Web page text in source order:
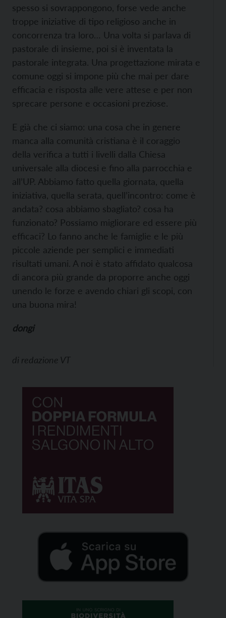
spesso si sovrappongono, forse vede anche
troppe iniziative di tipo religioso anche in
concorrenza tra loro… Una volta si parlava di
pastorale di insieme, poi si è inventata la
pastorale integrata. Una progettazione mirata e
comune oggi si impone più che mai per dare
efficacia e risposta alle vere attese e per non
sprecare persone e occasioni preziose.
E già che ci siamo: una cosa che in genere
manca alla comunità cristiana è il coraggio
della verifica a tutti i livelli dalla Chiesa
universale alla diocesi e fino alla parrocchia e
all’UP. Abbiamo fatto quella giornata, quella
iniziativa, quella serata, quell’incontro: come è
andata? cosa abbiamo sbagliato? cosa ha
funzionato? Possiamo migliorare ed essere più
efficaci? Lo fanno anche le famiglie e le più
piccole aziende per semplici e immediati
risultati umani. A noi è stato affidato qualcosa
di ancora più grande da proporre anche oggi
unendo le forze e avendo chiari gli scopi, con
una buona mira!
dongi
di redazione VT